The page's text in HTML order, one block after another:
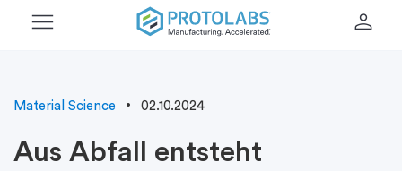
menu person
Material Science 02.10.2024
Aus Abfall entsteht